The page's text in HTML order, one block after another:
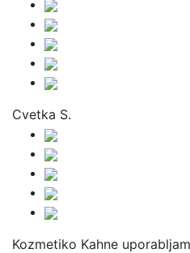
Cvetka S.
Kozmetiko Kahne